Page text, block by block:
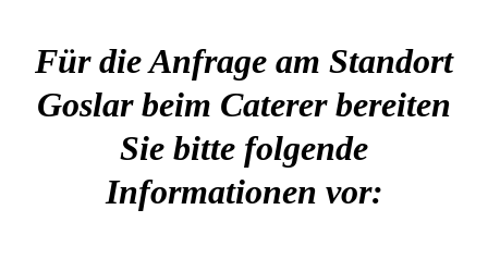
Für die Anfrage am Standort
Goslar beim Caterer bereiten
Sie bitte folgende
Informationen vor: